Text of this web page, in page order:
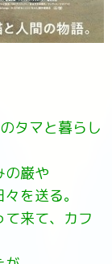
タマと暮らし
の巌や
を送る。
来て、カフ